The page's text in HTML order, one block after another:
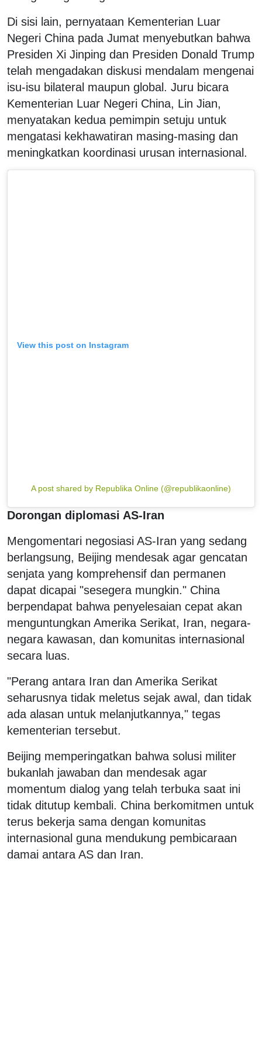
Di sisi lain, pernyataan Kementerian Luar
Negeri China pada Jumat menyebutkan bahwa
Presiden Xi Jinping dan Presiden Donald Trump
telah mengadakan diskusi mendalam mengenai
isu-isu bilateral maupun global. Juru bicara
Kementerian Luar Negeri China, Lin Jian,
menyatakan kedua pemimpin setuju untuk
mengatasi kekhawatiran masing-masing dan
meningkatkan koordinasi urusan internasional.
View this post on Instagram
A post shared by Republika Online (@republikaonline)
Dorongan diplomasi AS-Iran
Mengomentari negosiasi AS-Iran yang sedang
berlangsung, Beijing mendesak agar gencatan
senjata yang komprehensif dan permanen
dapat dicapai "sesegera mungkin." China
berpendapat bahwa penyelesaian cepat akan
menguntungkan Amerika Serikat, Iran, negara-
negara kawasan, dan komunitas internasional
secara luas.
"Perang antara Iran dan Amerika Serikat
seharusnya tidak meletus sejak awal, dan tidak
ada alasan untuk melanjutkannya," tegas
kementerian tersebut.
Beijing memperingatkan bahwa solusi militer
bukanlah jawaban dan mendesak agar
momentum dialog yang telah terbuka saat ini
tidak ditutup kembali. China berkomitmen untuk
terus bekerja sama dengan komunitas
internasional guna mendukung pembicaraan
damai antara AS dan Iran.